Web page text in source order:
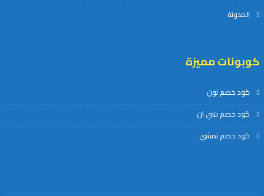
المدونة
كوبونات مميزة
كود خصم نون
كود خصم شي ان
كود خصم نمشي